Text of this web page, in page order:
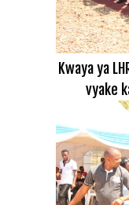
Kwaya ya
vyake